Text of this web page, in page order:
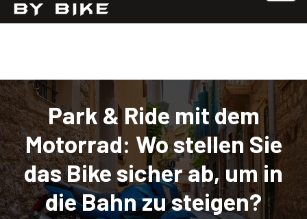
Park & Ride mit dem
Motorrad: Wo stellen Sie
das Bike sicher ab, um in
die Bahn zu steigen?